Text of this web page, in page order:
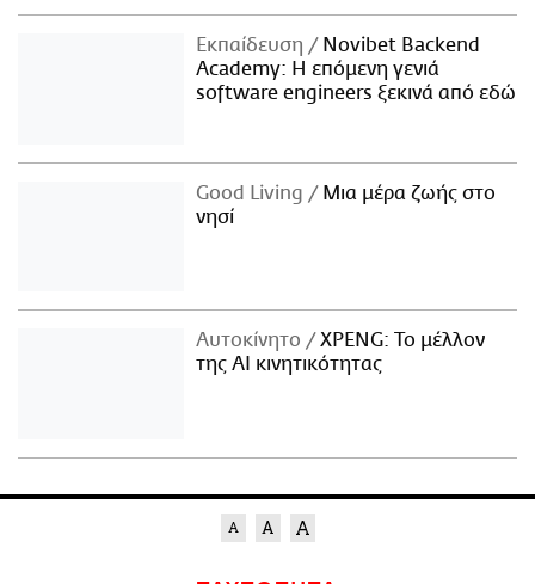
Εκπαίδευση
Novibet Backend
Academy: Η επόμενη γενιά
software engineers ξεκινά από εδώ
Good Living
Μια μέρα ζωής στο
νησί
Αυτοκίνητο
XPENG: Το μέλλον
της AI κινητικότητας